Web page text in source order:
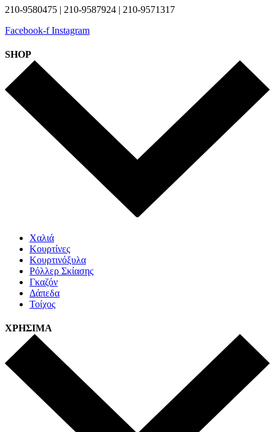
210-9580475 | 210-9587924 | 210-9571317
Facebook-f Instagram
SHOP
Χαλιά
Κουρτίνες
Κουρτινόξυλα
Ρόλλερ Σκίασης
Γκαζόν
Δάπεδα
Τοίχος
ΧΡΗΣΙΜΑ